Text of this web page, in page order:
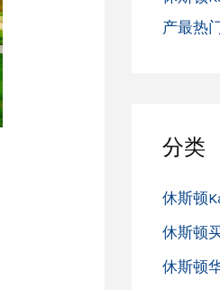
产最热
分类
休斯顿
休斯顿
休斯顿